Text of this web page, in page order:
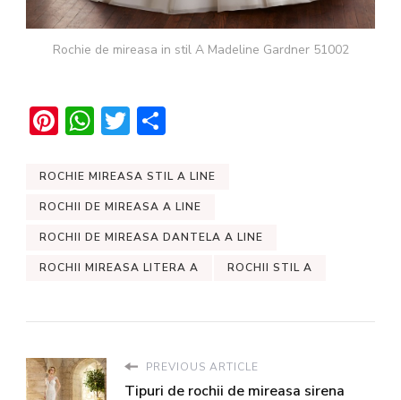
Rochie de mireasa in stil A Madeline Gardner 51002
Pinterest
WhatsApp
Twitter
ROCHIE MIREASA STIL A LINE
ROCHII DE MIREASA A LINE
ROCHII DE MIREASA DANTELA A LINE
ROCHII MIREASA LITERA A ROCHII STIL A
PREVIOUS ARTICLE
Tipuri de rochii de mireasa sirena